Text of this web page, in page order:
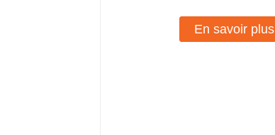
En savoir plus